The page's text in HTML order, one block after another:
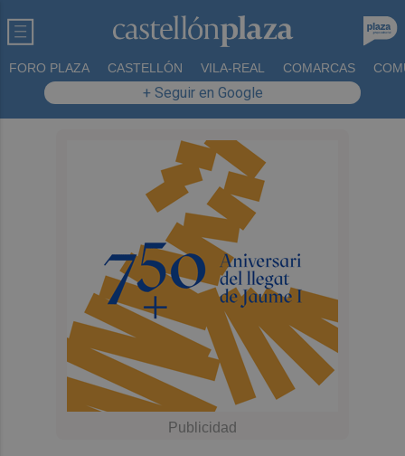
FORO PLAZA CASTELLÓN VILA-REAL COMARCAS
+ Seguir en Google